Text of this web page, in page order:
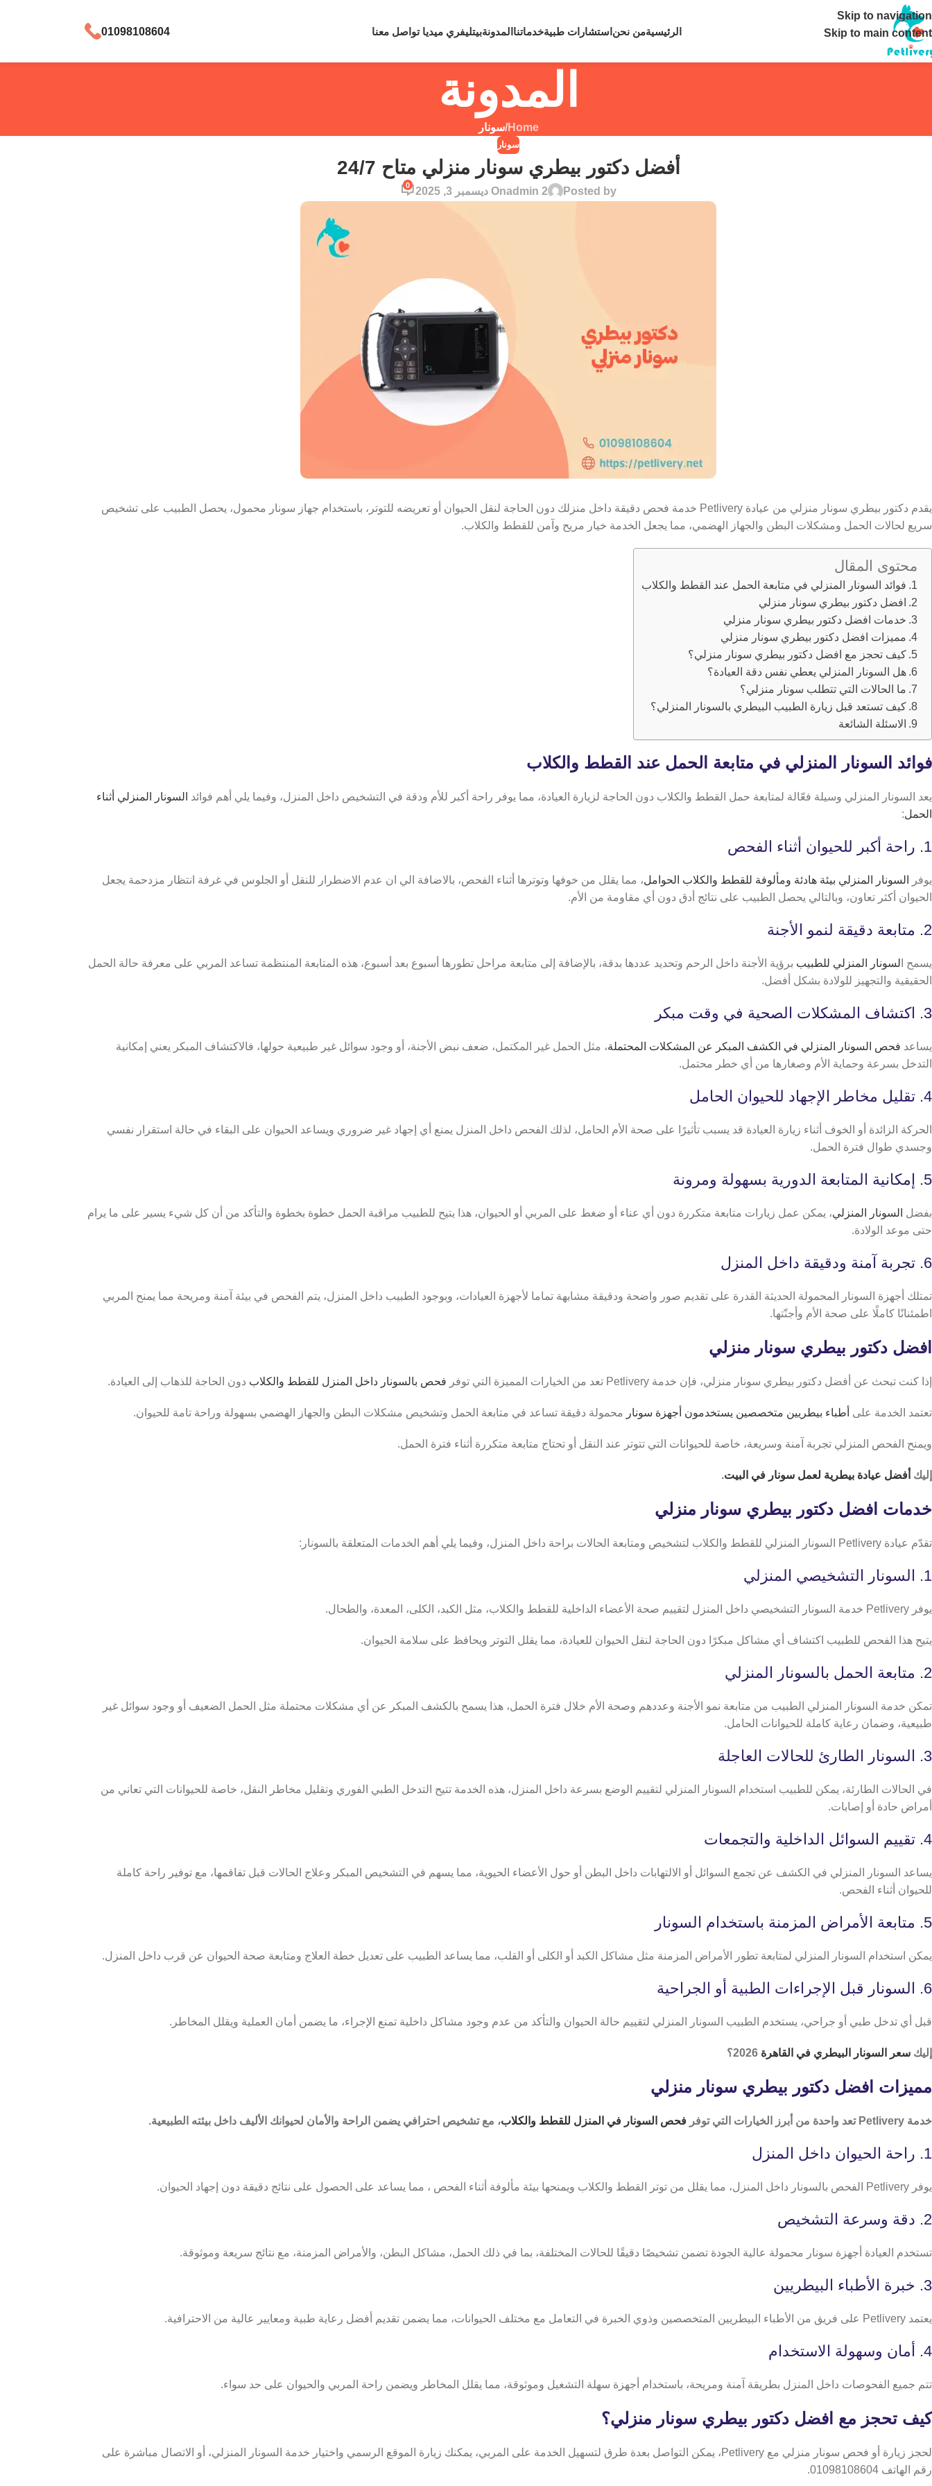
Skip to navigation
Skip to main content
الرئيسيةمن نحن استشارات طبيةخدماتنا المدونةبيتليفري ميدياتواصل معنا 01098108604
المدونة
Home
/سونار
سونار
أفضل دكتور بيطري سونار منزلي متاح 24/7
Posted by
admin 2On ديسمبر 3, 2025
0
يقدم دكتور بيطري سونار منزلي من عيادة Petlivery خدمة فحص دقيقة داخل منزلك دون الحاجة لنقل الحيوان أو تعريضه للتوتر،
باستخدام جهاز سونار محمول، يحصل الطبيب على تشخيص
سريع لحالات الحمل ومشكلات البطن والجهاز الهضمي، مما يجعل الخدمة خيار مريح وآمن للقطط والكلاب.
محتوى المقال
فوائد السونار المنزلي في متابعة الحمل عند القطط والكلاب
افضل دكتور بيطري سونار منزلي
خدمات افضل دكتور بيطري سونار منزلي
مميزات افضل دكتور بيطري سونار منزلي
كيف تحجز مع افضل دكتور بيطري سونار منزلي؟
هل السونار المنزلي يعطي نفس دقة العيادة؟
ما الحالات التي تتطلب سونار منزلي؟
كيف تستعد قبل زيارة الطبيب البيطري بالسونار المنزلي؟
الاسئلة الشائعة
فوائد السونار المنزلي في متابعة الحمل عند القطط والكلاب
يعد السونار المنزلي وسيلة فعّالة لمتابعة حمل القطط والكلاب دون الحاجة لزيارة العيادة، مما يوفر راحة أكبر للأم ودقة في التشخيص داخل المنزل، وفيما يلي أهم فوائد السونار المنزلي أثناء
الحمل:
1. راحة أكبر للحيوان أثناء الفحص
يوفر السونار المنزلي بيئة هادئة ومألوفة للقطط والكلاب الحوامل، مما يقلل من خوفها وتوترها أثناء الفحص، بالاضافة الي ان عدم الاضطرار للنقل أو الجلوس في غرفة انتظار مزدحمة يجعل
الحيوان أكثر تعاون، وبالتالي يحصل الطبيب على نتائج أدق دون أي مقاومة من الأم.
2. متابعة دقيقة لنمو الأجنة
يسمح ا لسونار المنزلي للطبيب برؤية الأجنة داخل الرحم وتحديد عددها بدقة، بالإضافة إلى متابعة مراحل تطورها أسبوع بعد أسبوع، هذه المتابعة المنتظمة تساعد المربي على معرفة حالة الحمل
الحقيقية والتجهيز للولادة بشكل أفضل.
3. اكتشاف المشكلات الصحية في وقت مبكر
يساعد فحص السونار المنزلي في الكشف المبكر عن المشكلات المحتملة، مثل الحمل غير المكتمل، ضعف نبض الأجنة، أو وجود سوائل غير طبيعية حولها، فالاكتشاف المبكر يعني إمكانية
التدخل بسرعة وحماية الأم وصغارها من أي خطر محتمل.
4. تقليل مخاطر الإجهاد للحيوان الحامل
الحركة الزائدة أو الخوف أثناء زيارة العيادة قد يسبب تأثيرًا على صحة الأم الحامل، لذلك الفحص داخل المنزل يمنع أي إجهاد غير ضروري ويساعد الحيوان على البقاء في حالة استقرار نفسي
وجسدي طوال فترة الحمل.
5. إمكانية المتابعة الدورية بسهولة ومرونة
بفضل السونار المنزلي، يمكن عمل زيارات متابعة متكررة دون أي عناء أو ضغط على المربي أو الحيوان، هذا يتيح للطبيب مراقبة الحمل خطوة بخطوة والتأكد من أن كل شيء يسير على ما يرام
حتى موعد الولادة.
6. تجربة آمنة ودقيقة داخل المنزل
تمتلك أجهزة السونار المحمولة الحديثة القدرة على تقديم صور واضحة ودقيقة مشابهة تماما لأجهزة العيادات، وبوجود الطبيب داخل المنزل، يتم الفحص في بيئة آمنة ومريحة مما يمنح المربي
اطمئنانًا كاملًا على صحة الأم وأجنّتها.
افضل دكتور بيطري سونار منزلي
​​إذا كنت تبحث عن أفضل دكتور بيطري سونار منزلي، فإن خدمة Petlivery تعد من الخيارات المميزة التي توفر فحص بالسونار داخل المنزل للقطط والكلاب دون الحاجة للذهاب إلى العيادة.
تعتمد الخدمة على أطباء بيطريين متخصصين يستخدمون أجهزة سونار محمولة دقيقة تساعد في متابعة الحمل وتشخيص مشكلات البطن والجهاز الهضمي بسهولة وراحة تامة للحيوان.
ويمنح الفحص المنزلي تجربة آمنة وسريعة، خاصة للحيوانات التي تتوتر عند النقل أو تحتاج متابعة متكررة أثناء فترة الحمل.
إليك أفضل عيادة بيطرية لعمل سونار في البيت.
خدمات افضل دكتور بيطري سونار منزلي
تقدّم عيادة Petlivery السونار المنزلي للقطط والكلاب لتشخيص ومتابعة الحالات براحة داخل المنزل، وفيما يلي أهم الخدمات المتعلقة بالسونار:
1. السونار التشخيصي المنزلي
يوفر Petlivery خدمة السونار التشخيصي داخل المنزل لتقييم صحة الأعضاء الداخلية للقطط والكلاب، مثل الكبد، الكلى، المعدة، والطحال.
يتيح هذا الفحص للطبيب اكتشاف أي مشاكل مبكرًا دون الحاجة لنقل الحيوان للعيادة، مما يقلل التوتر ويحافظ على سلامة الحيوان.
2. متابعة الحمل بالسونار المنزلي
تمكن خدمة السونار المنزلي الطبيب من متابعة نمو الأجنة وعددهم وصحة الأم خلال فترة الحمل، هذا يسمح بالكشف المبكر عن أي مشكلات محتملة مثل الحمل الضعيف أو وجود سوائل غير
طبيعية، وضمان رعاية كاملة للحيوانات الحامل.
3. السونار الطارئ للحالات العاجلة
في الحالات الطارئة، يمكن للطبيب استخدام السونار المنزلي لتقييم الوضع بسرعة داخل المنزل، هذه الخدمة تتيح التدخل الطبي الفوري وتقليل مخاطر النقل، خاصة للحيوانات التي تعاني من
أمراض حادة أو إصابات.
4. تقييم السوائل الداخلية والتجمعات
يساعد السونار المنزلي في الكشف عن تجمع السوائل أو الالتهابات داخل البطن أو حول الأعضاء الحيوية، مما يسهم في التشخيص المبكر وعلاج الحالات قبل تفاقمها، مع توفير راحة كاملة
للحيوان أثناء الفحص.
5. متابعة الأمراض المزمنة باستخدام السونار
يمكن استخدام السونار المنزلي لمتابعة تطور الأمراض المزمنة مثل مشاكل الكبد أو الكلى أو القلب، مما يساعد الطبيب على تعديل خطة العلاج ومتابعة صحة الحيوان عن قرب داخل المنزل.
6. السونار قبل الإجراءات الطبية أو الجراحية
قبل أي تدخل طبي أو جراحي، يستخدم الطبيب السونار المنزلي لتقييم حالة الحيوان والتأكد من عدم وجود مشاكل داخلية تمنع الإجراء، ما يضمن أمان العملية ويقلل المخاطر.
إليك سعر السونار البيطري في القاهرة
مميزات افضل دكتور بيطري سونار منزلي
خدمة Petlivery تعد واحدة من أبرز الخيارات التي توفر فحص السونار في المنزل للقطط والكلاب، مع تشخيص احترافي يضمن الراحة والأمان لحيوانك الأليف داخل بيئته الطبيعية.
1. راحة الحيوان داخل المنزل
يوفر Petlivery الفحص بالسونار داخل المنزل، مما يقلل من توتر القطط والكلاب ويمنحها بيئة مألوفة أثناء الفحص ، مما يساعد على الحصول على نتائج دقيقة دون إجهاد الحيوان.
2. دقة وسرعة التشخيص
تستخدم العيادة أجهزة سونار محمولة عالية الجودة تضمن تشخيصًا دقيقًا للحالات المختلفة، بما في ذلك الحمل، مشاكل البطن، والأمراض المزمنة، مع نتائج سريعة وموثوقة.
3. خبرة الأطباء البيطريين
يعتمد Petlivery على فريق من الأطباء البيطريين المتخصصين وذوي الخبرة في التعامل مع مختلف الحيوانات، مما يضمن تقديم أفضل رعاية طبية ومعايير عالية من الاحترافية.
4. أمان وسهولة الاستخدام
تتم جميع الفحوصات داخل المنزل بطريقة آمنة ومريحة، باستخدام أجهزة سهلة التشغيل وموثوقة، مما يقلل المخاطر ويضمن راحة المربي والحيوان على حد سواء.
كيف تحجز مع افضل دكتور بيطري سونار منزلي؟
​​لحجز زيارة أو فحص سونار منزلي مع Petlivery، يمكن التواصل بعدة طرق لتسهيل الخدمة على المربي، يمكنك زيارة الموقع الرسمي واختيار خدمة السونار المنزلي، أو الاتصال مباشرة على
رقم الهاتف 01098108604.